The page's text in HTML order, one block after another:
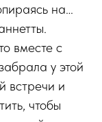
на…
вместе с
у этой
встречи и
чтобы